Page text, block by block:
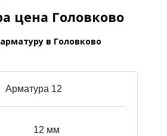
цена Головково
в Головково
Арматура 12
12 мм